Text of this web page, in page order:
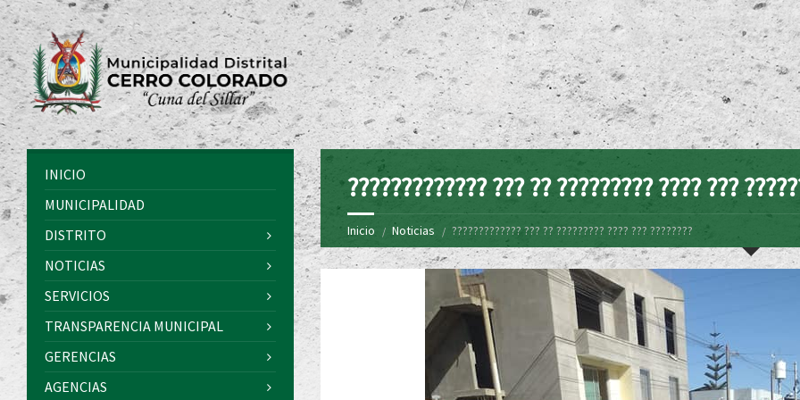
????????????? ??? ?? ????????? ???? ???
Inicio Noticias ????????????? ??? ?? ????????? ???? ??? ????????
INICIO
MUNICIPALIDAD
DISTRITO
NOTICIAS
SERVICIOS
TRANSPARENCIA MUNICIPAL
GERENCIAS
AGENCIAS